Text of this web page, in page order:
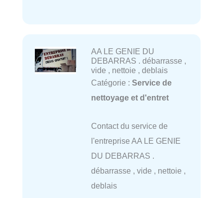
AA LE GENIE DU
DEBARRAS . débarrasse ,
vide , nettoie , deblais
Catégorie : Service de
nettoyage et d'entret
Contact du service de
l'entreprise AA LE GENIE
DU DEBARRAS .
débarrasse , vide , nettoie ,
deblais